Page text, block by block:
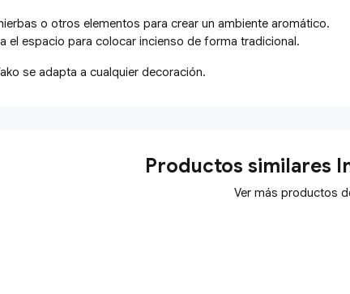
o otros elementos para crear un ambiente aromático.
el espacio para colocar incienso de forma tradicional.
se adapta a cualquier decoración.
Productos similares
Ver más productos